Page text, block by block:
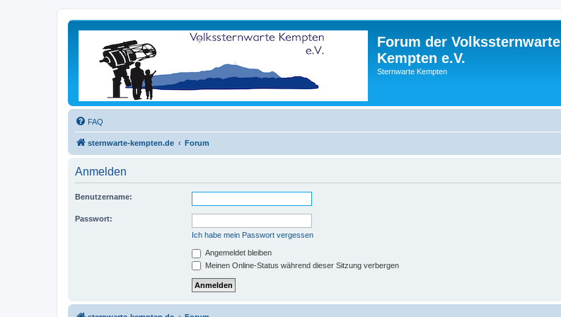
Forum der Volkssternwarte
Kempten e.V.
Sternwarte Kempten
FAQ
sternwarte-kempten.de Forum
Anmelden
Benutzername:
Passwort:
Ich habe mein Passwort vergessen
Angemeldet bleiben
Meinen Online-Status während dieser Sitzung verbergen